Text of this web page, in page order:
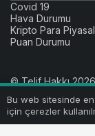
Bu web sitesinde en
için çerezler
Covid 19
Hava Durumu
Kripto Para
Puan Durumu
© Telif Hakkı